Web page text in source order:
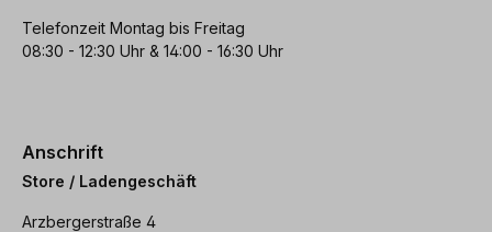
Telefonzeit Montag bis Freitag
08:30 - 12:30 Uhr & 14:00 - 16:30 Uhr
Anschrift
Store / Ladengeschäft
Arzbergerstraße 4